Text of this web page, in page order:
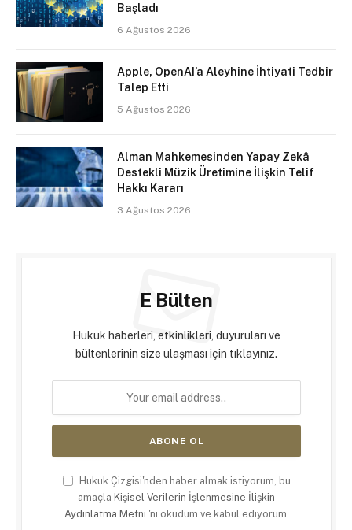
Başladı
6 Ağustos 2026
Apple, OpenAI’a Aleyhine İhtiyati Tedbir
Talep Etti
5 Ağustos 2026
Alman Mahkemesinden Yapay Zekâ
Destekli Müzik Üretimine İlişkin Telif
Hakkı Kararı
3 Ağustos 2026
E Bülten
Hukuk haberleri, etkinlikleri, duyuruları ve
bültenlerinin size ulaşması için tıklayınız.
Hukuk Çizgisi'nden haber almak istiyorum, bu
amaçla Kişisel Verilerin İşlenmesine İlişkin
Aydınlatma Metni 'ni okudum ve kabul ediyorum.